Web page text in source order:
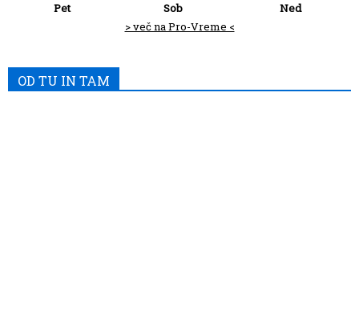
Pet
Sob
Ned
> več na Pro-Vreme <
OD TU IN TAM